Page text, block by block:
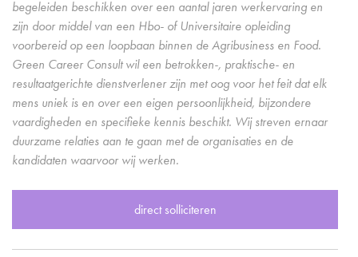
begeleiden beschikken over een aantal jaren werkervaring en
zijn door middel van een Hbo- of Universitaire opleiding
voorbereid op een loopbaan binnen de Agribusiness en Food.
Green Career Consult wil een betrokken-, praktische- en
resultaatgerichte dienstverlener zijn met oog voor het feit dat elk
mens uniek is en over een eigen persoonlijkheid, bijzondere
vaardigheden en specifieke kennis beschikt. Wij streven ernaar
duurzame relaties aan te gaan met de organisaties en de
kandidaten waarvoor wij werken.
direct solliciteren